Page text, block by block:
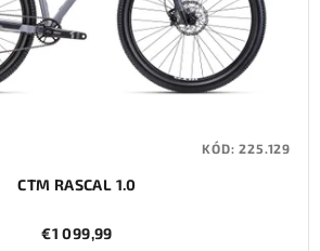
CTM RASCAL 1.0
€1 099,99
KÓD:225.129